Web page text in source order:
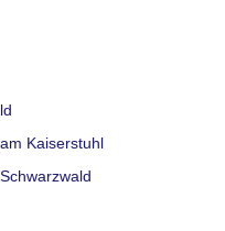
Kaiserstuhl